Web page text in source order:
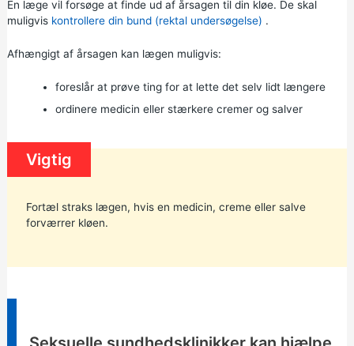
En læge vil forsøge at finde ud af årsagen til din kløe. De skal
muligvis kontrollere din bund (rektal undersøgelse) .
Afhængigt af årsagen kan lægen muligvis:
foreslår at prøve ting for at lette det selv lidt længere
ordinere medicin eller stærkere cremer og salver
Vigtig
Fortæl straks lægen, hvis en medicin, creme eller salve
forværrer kløen.